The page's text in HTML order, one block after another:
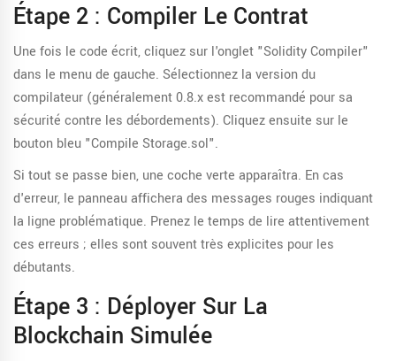
Étape 2 : Compiler Le Contrat
Une fois le code écrit, cliquez sur l'onglet "Solidity Compiler"
dans le menu de gauche. Sélectionnez la version du
compilateur (généralement 0.8.x est recommandé pour sa
sécurité contre les débordements). Cliquez ensuite sur le
bouton bleu "Compile Storage.sol".
Si tout se passe bien, une coche verte apparaîtra. En cas
d'erreur, le panneau affichera des messages rouges indiquant
la ligne problématique. Prenez le temps de lire attentivement
ces erreurs ; elles sont souvent très explicites pour les
débutants.
Étape 3 : Déployer Sur La
Blockchain Simulée